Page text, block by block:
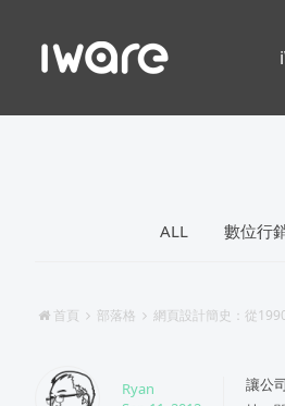
ALL 數位行
首頁 部落格 網頁設計簡史：從
Ryan
讓公